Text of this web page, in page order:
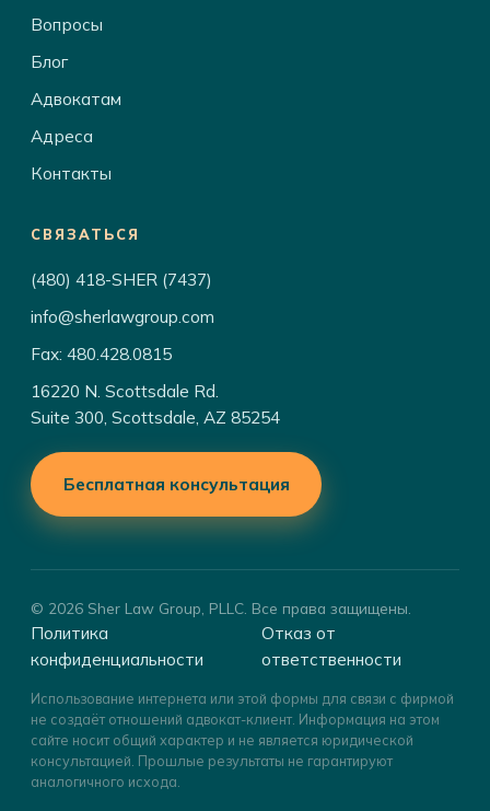
Вопросы
Блог
Адвокатам
Адреса
Контакты
СВЯЗАТЬСЯ
(480) 418-SHER (7437)
info@sherlawgroup.com
Fax: 480.428.0815
16220 N. Scottsdale Rd.
Suite 300, Scottsdale, AZ 85254
Бесплатная консультация
© 2026 Sher Law Group, PLLC. Все права защищены.
Политика
конфиденциальности
Отказ от
ответственности
Использование интернета или этой формы для связи с фирмой
не создаёт отношений адвокат-клиент. Информация на этом
сайте носит общий характер и не является юридической
консультацией. Прошлые результаты не гарантируют
аналогичного исхода.